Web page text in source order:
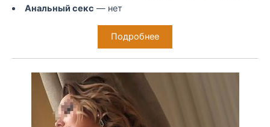
Анальный секс — нет
Подробнее